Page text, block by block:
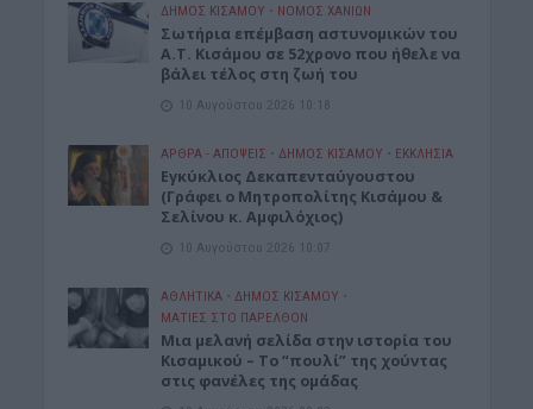
ΔΉΜΟΣ ΚΙΣΆΜΟΥ • ΝΟΜΌΣ ΧΑΝΊΩΝ
Σωτήρια επέμβαση αστυνομικών του
Α.Τ. Κισάμου σε 52χρονο που ήθελε να
βάλει τέλος στη ζωή του
10 Αυγούστου 2026 10:18
ΑΡΘΡΑ - ΑΠΟΨΕΙΣ • ΔΉΜΟΣ ΚΙΣΆΜΟΥ • ΕΚΚΛΗΣΙΑ
Εγκύκλιος Δεκαπενταύγουστου
(Γράφει ο Μητροπολίτης Κισάμου &
Σελίνου κ. Αμφιλόχιος)
10 Αυγούστου 2026 10:07
ΑΘΛΗΤΙΚΑ • ΔΉΜΟΣ ΚΙΣΆΜΟΥ •
ΜΑΤΙΕΣ ΣΤΟ ΠΑΡΕΛΘΟΝ
Μια μελανή σελίδα στην ιστορία του
Κισαμικού – Το “πουλί” της χούντας
στις φανέλες της ομάδας